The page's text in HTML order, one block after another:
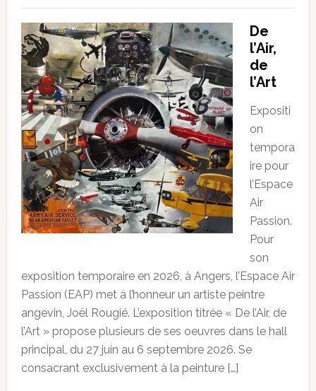
De
l’Air,
de
l’Art
Expositi
on
tempora
ire pour
l’Espace
Air
Passion.
Pour
son
exposition temporaire en 2026, à Angers, l’Espace Air
Passion (EAP) met à l’honneur un artiste peintre
angevin, Joël Rougié. L’exposition titrée « De l’Air, de
l’Art » propose plusieurs de ses oeuvres dans le hall
principal, du 27 juin au 6 septembre 2026. Se
consacrant exclusivement à la peinture […]